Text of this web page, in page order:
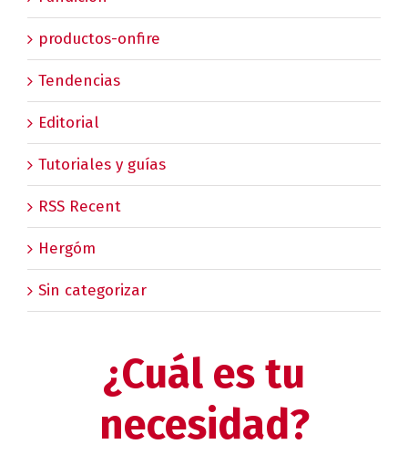
productos-onfire
Tendencias
Editorial
Tutoriales y guías
RSS Recent
Hergóm
Sin categorizar
¿Cuál es tu
necesidad?